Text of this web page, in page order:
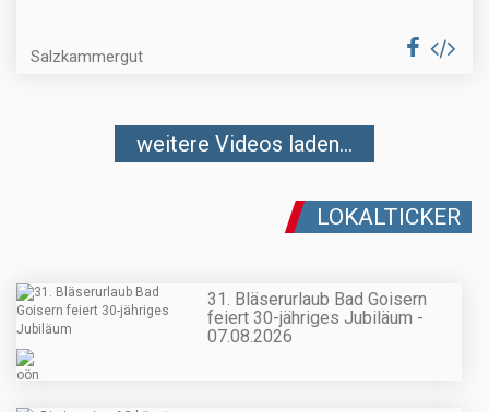
Salzkammergut
weitere Videos laden...
LOKALTICKER
31. Bläserurlaub Bad Goisern
feiert 30-jähriges Jubiläum -
07.08.2026